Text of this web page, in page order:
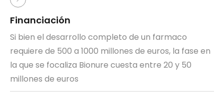
Financiación
Si bien el desarrollo completo de un farmaco
requiere de 500 a 1000 millones de euros, la fase en
la que se focaliza Bionure cuesta entre 20 y 50
millones de euros